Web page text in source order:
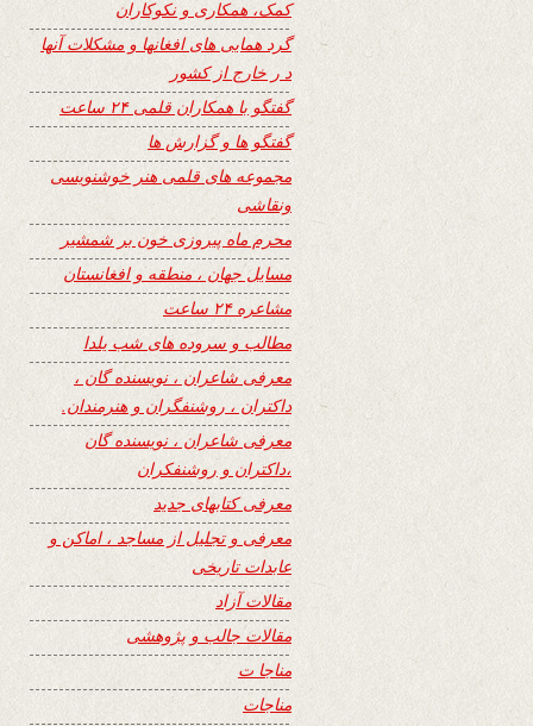
کمک، همکاری و نکوکاران
گرد همایی های افغانها و مشکلات آنها
د ر خارج از کشور
گفتگو با همکاران قلمی ۲۴ ساعت
گفتگو ها و گزارش ها
مجموعه های قلمی هنر خوشنویسی
ونقاشی
محرم ماه پیروزی خون بر شمشیر
مسایل جهان ، منطقه و افغانستان
مشاعره ۲۴ ساعت
مطالب و سروده های شب یلدا
معرفی شاعران ، نویسنده گان ،
داکتران ، روشنفگران و هنرمندان.
معرفی شاعران ، نویسنده گان
،داکتران و روشنفکران
معرفی کتابهای جدید
معرفی و تجلیل از مساجد ، اماکن و
عابدات تاریخی
مقالات آزاد
مقالات جالب و پژوهشی
مناجا ت
مناجات